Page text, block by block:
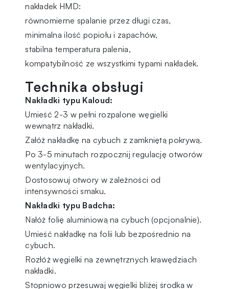
nakładek HMD:
równomierne spalanie przez długi czas,
minimalna ilość popiołu i zapachów,
stabilna temperatura palenia,
kompatybilność ze wszystkimi typami nakładek.
Technika obsługi
Nakładki typu Kaloud:
Umieść 2-3 w pełni rozpalone węgielki
wewnątrz nakładki.
Załóż nakładkę na cybuch z zamkniętą pokrywą.
Po 3-5 minutach rozpocznij regulację otworów
wentylacyjnych.
Dostosowuj otwory w zależności od
intensywności smaku.
Nakładki typu Badcha:
Nałóż folię aluminiową na cybuch (opcjonalnie).
Umieść nakładkę na folii lub bezpośrednio na
cybuch.
Rozłóż węgielki na zewnętrznych krawędziach
nakładki.
Stopniowo przesuwaj węgielki bliżej środka w